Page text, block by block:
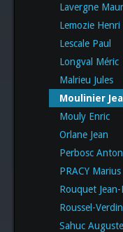
Lavergne
Lemozie Henri
Lescale Paul
Longval Méric
Malrieu Jules
Moulinier
Mouly Enric
Orlane Jean
Perbosc
PRACY Marius
Rouquet
Roussel-
Sahuc Auguste